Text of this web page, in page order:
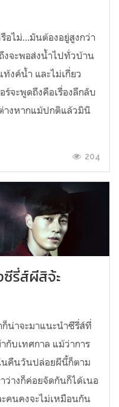
อไม่...มันต้องอยู่สูงกว่า
งจะพอส่งน้ำไปทั่วบ้าน
งค์น้ำ และไม่เกี่ยว
ร์จะพูดถึงคือเรื่องลึกลับ
างหากแม้ปกติแล้วมินิ
204
รี่ส์ผีสิจ้ะ
ก็น่าจะมาแนะนำซีรี่ส์ที่
กับเทศกาล แม้ว่าการ
นคืนวันปล่อยผีนี้ก็ตาม
ว่างก็ค่อยจัดกันก็ได้เนอ
คนคงจะไม่เหมือนกัน